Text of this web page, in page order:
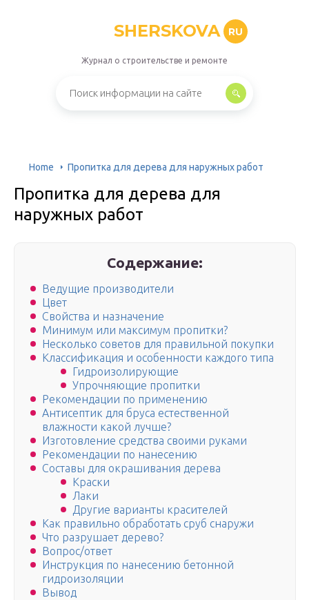
SHERSKOVA RU
Журнал о строительстве и ремонте
Home Пропитка для дерева для наружных работ
Пропитка для дерева для
наружных работ
Содержание:
Ведущие производители
Цвет
Свойства и назначение
Минимум или максимум пропитки?
Несколько советов для правильной покупки
Классификация и особенности каждого типа
Гидроизолирующие
Упрочняющие пропитки
Рекомендации по применению
Антисептик для бруса естественной
влажности какой лучше?
Изготовление средства своими руками
Рекомендации по нанесению
Составы для окрашивания дерева
Краски
Лаки
Другие варианты красителей
Как правильно обработать сруб снаружи
Что разрушает дерево?
Вопрос/ответ
Инструкция по нанесению бетонной
гидроизоляции
Вывод